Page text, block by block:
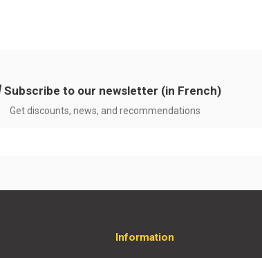
Subscribe to our newsletter (in French)
Get discounts, news, and recommendations
Information